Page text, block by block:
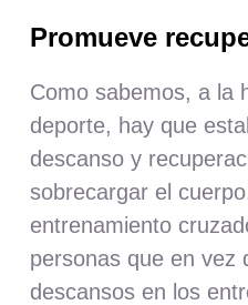
Promueve
Como sabemos, a la
deporte, hay que
descanso y
sobrecargar el
entrenamiento
personas que en vez
descansos en los